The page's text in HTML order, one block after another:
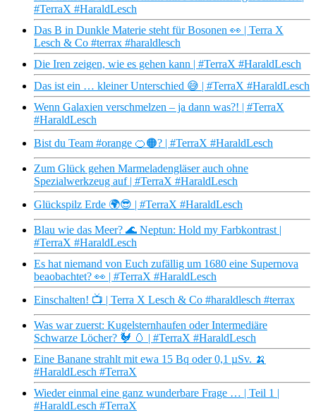
#TerraX #HaraldLesch
Das B in Dunkle Materie steht für Bosonen 👀 | Terra X
Lesch & Co #terrax #haraldlesch
Die Iren zeigen, wie es gehen kann | #TerraX #HaraldLesch
Das ist ein … kleiner Unterschied 😅 | #TerraX #HaraldLesch
Wenn Galaxien verschmelzen – ja dann was?! | #TerraX
#HaraldLesch
Bist du Team #orange 🍊🟠? | #TerraX #HaraldLesch
Zum Glück gehen Marmeladengläser auch ohne
Spezialwerkzeug auf | #TerraX #HaraldLesch
Glückspilz Erde 🌍😎 | #TerraX #HaraldLesch
Blau wie das Meer? 🌊 Neptun: Hold my Farbkontrast |
#TerraX #HaraldLesch
Es hat niemand von Euch zufällig um 1680 eine Supernova
beaobachtet? 👀 | #TerraX #HaraldLesch
Einschalten! 📺 | Terra X Lesch & Co #haraldlesch #terrax
Was war zuerst: Kugelsternhaufen oder Intermediäre
Schwarze Löcher? 🐓 🥚 | #TerraX #HaraldLesch
Eine Banane strahlt mit ewa 15 Bq oder 0,1 µSv. 🍌
#HaraldLesch #TerraX
Wieder einmal eine ganz wunderbare Frage … | Teil 1 |
#HaraldLesch #TerraX